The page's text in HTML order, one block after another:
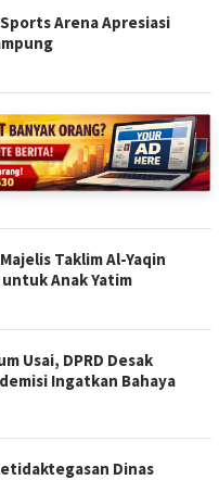
Arena Apresiasi
Taklim Al-Yaqin
Anak Yatim
Usai, DPRD Desak
Ingatkan Bahaya
Dinas